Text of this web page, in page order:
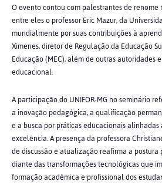
O evento contou com palestrantes de
entre eles o professor Eric Mazur, da
mundialmente por suas contribuições à
Ximenes, diretor de Regulação da Educação
Educação (MEC), além de outras autoridades
educacional.
A participação do UNIFOR-MG no seminário
a inovação pedagógica, a qualificação
e a busca por práticas educacionais
excelência. A presença da professora
de discussão e atualização reafirma a
diante das transformações tecnológicas que
formação acadêmica e profissional dos